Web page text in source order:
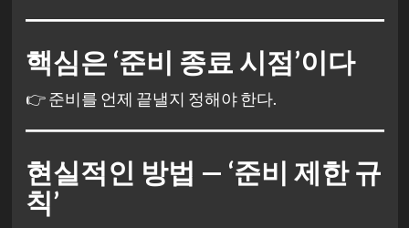
핵심은 ‘준비 종료 시점’이다
👉 준비를 언제 끝낼지 정해야 한다.
현실적인 방법 — ‘준비 제한 규
칙’